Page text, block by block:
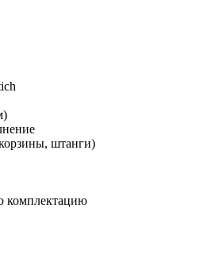
штанги)
комплектацию